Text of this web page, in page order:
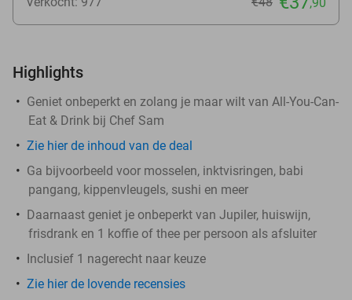
Highlights
Geniet onbeperkt en zolang je maar wilt van All-You-Can-
Eat & Drink bij Chef Sam
Zie hierde inhoud van de deal
Ga bijvoorbeeld voor mosselen, inktvisringen, babi
pangang, kippenvleugels, sushi en meer
Daarnaast geniet je onbeperkt van Jupiler, huiswijn,
frisdrank en 1 koffie of thee per persoon als afsluiter
Inclusief 1 nagerecht naar keuze
Zie hier de lovende recensies